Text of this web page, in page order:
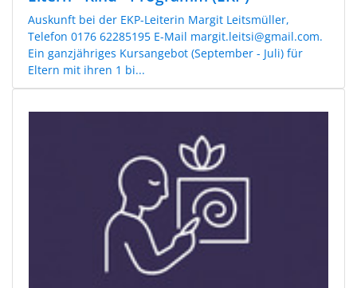
Auskunft bei der EKP-Leiterin Margit Leitsmüller,
Telefon 0176 62285195 E-Mail margit.leitsi@gmail.com.
Ein ganzjähriges Kursangebot (September - Juli) für
Eltern mit ihren 1 bi...